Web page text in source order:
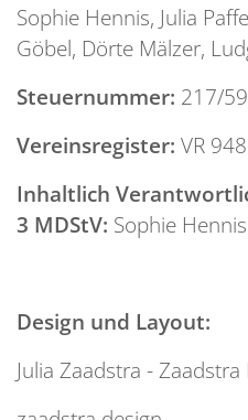
Sophie Hennis, Julia
Göbel, Dörte Mälzer,
Steuernummer: 217/
Vereinsregister: VR
Inhaltlich
3 MDStV: Sophie Hennis
Design und Layout:
Julia Zaadstra - Zaadstra